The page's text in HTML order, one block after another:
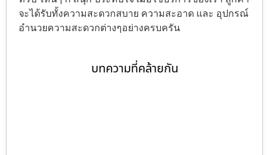
จะได้รับทั้งความสะดวกสบาย ความสะอาด และ อุปกรณ์
อำนวยความสะดวกต่างๆอย่างครบครัน
บทความที่คล้ายกัน